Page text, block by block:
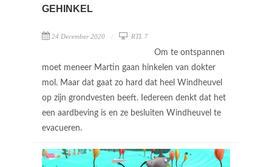
GEHINKEL
24 December 2020 RTL 7
Om te ontspannen
moet meneer Martin gaan hinkelen van dokter
mol. Maar dat gaat zo hard dat heel Windheuvel
op zijn grondvesten beeft. Iedereen denkt dat het
een aardbeving is en ze besluiten Windheuvel te
evacueren.